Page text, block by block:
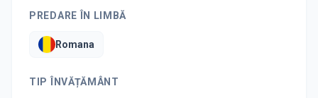
PREDARE ÎN LIMBĂ
Romana
TIP ÎNVĂȚĂMÂNT